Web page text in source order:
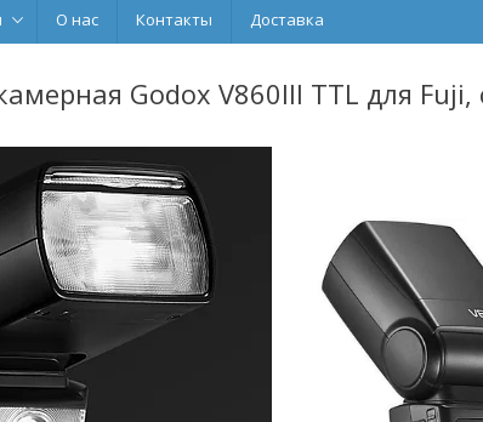
О нас Контакты Доставка
Godox V860III TTL для Fuji,